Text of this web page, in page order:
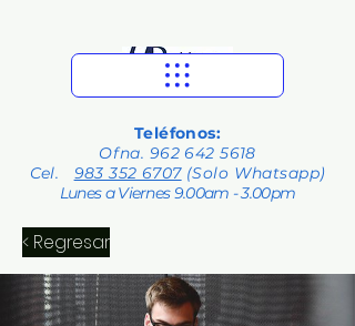
Teléfonos:
Ofna. 962 642 5618
Cel. 983 352 6707(Solo Whatsapp)
Lunes a Viernes 9.00am - 3.00pm
< Regresar